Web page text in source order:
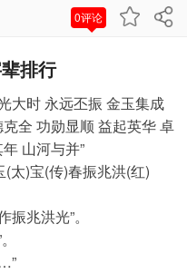
0评论
排行
大时 永远丕振 金玉集成
全 功勋显顺 益起英华 卓
山河与并”
太)宝(传)春振兆洪(红)
兆洪光”。